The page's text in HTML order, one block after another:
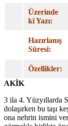
Üzerinde
ki Yazı:
Hazırlanış
Süresi:
Özellikler:
AKİK
3 ila 4. Yüzyıllarda
dolaşırken bu taşı
ona nehrin ismini